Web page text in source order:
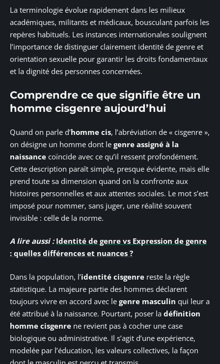
La terminologie évolue rapidement dans les milieux
académiques, militants et médicaux, bousculant parfois les
repères habituels. Les instances internationales soulignent
l’importance de distinguer clairement identité de genre et
orientation sexuelle pour garantir les droits fondamentaux
et la dignité des personnes concernées.
Comprendre ce que signifie être un
homme cisgenre aujourd’hui
Quand on parle d’homme cis, l’abréviation de « cisgenre »,
on désigne un homme dont le genre assigné à la
naissance coïncide avec ce qu’il ressent profondément.
Cette description paraît simple, presque évidente, mais elle
prend toute sa dimension quand on la confronte aux
histoires personnelles et aux attentes sociales. Le mot s’est
imposé pour nommer, sans juger, une réalité souvent
invisible : celle de la norme.
A lire aussi : Identité de genre vs Expression de genre
: quelles différences et nuances ?
Dans la population, l’identité cisgenre reste la règle
statistique. La majeure partie des hommes déclarent
toujours vivre en accord avec le genre masculin qui leur a
été attribué à la naissance. Pourtant, poser la définition
homme cisgenre ne revient pas à cocher une case
biologique ou administrative. Il s’agit d’une expérience,
modelée par l’éducation, les valeurs collectives, la façon